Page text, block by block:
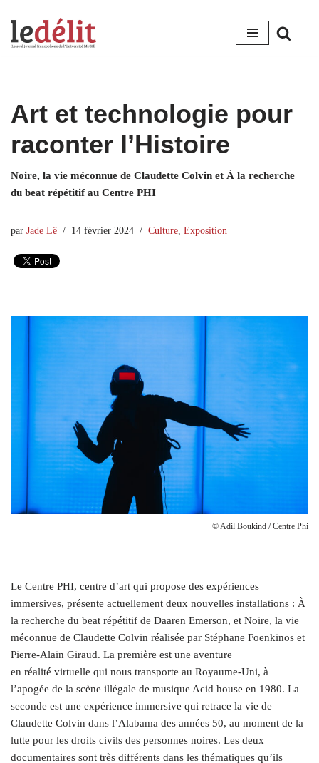
Aller
Art et technologie pour
raconter l’Histoire
Noire, la vie méconnue de Claudette Colvin et À la recherche
du beat répétitif au Centre PHI
par Jade Lê 14 février 2024 Culture Exposition
© Adil Boukind / Centre Phi
Le Centre PHI, centre d’art qui propose des expériences
immersives, présente actuellement deux nouvelles installations : À
la recherche du beat répétitif de Daaren Emerson, et Noire, la vie
méconnue de Claudette Colvin réalisée par Stéphane Foenkinos et
Pierre-Alain Giraud. La première est une aventure
en réalité virtuelle qui nous transporte au Royaume-Uni, à
l’apogée de la scène illégale de musique Acid house en 1980. La
seconde est une expérience immersive qui retrace la vie de
Claudette Colvin dans l’Alabama des années 50, au moment de la
lutte pour les droits civils des personnes noires. Les deux
documentaires sont très différents dans les thématiques qu’ils